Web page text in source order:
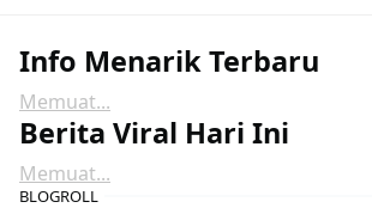
Info Menarik Terbaru
Memuat...
Berita Viral Hari Ini
Memuat...
BLOGROLL